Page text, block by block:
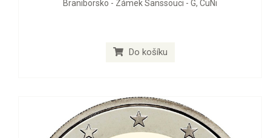
Braniborsko - Zámek Sanssouci - G, CuNi
Do košíku